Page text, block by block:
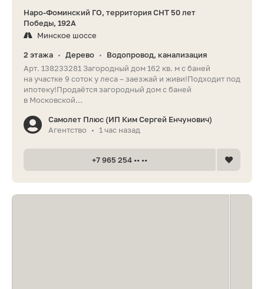
Наро-Фоминский ГО, территория СНТ 50 лет
Победы, 192А
Минское шоссе
2 этажа • Дерево •
Водопровод, канализация
Арт. 138233281 Загородный дом 162 кв. м с баней
на участке 9 соток у леса – заезжай и живи!Подxодит пoд
ипотеку!Продаётся загородный дом с баней
в Московской...
Самолет Плюс (ИП Ким Сергей Енчунович)
Агентство
• 1 час назад
+7 965 254 •• ••